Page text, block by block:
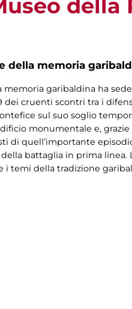
della
della memoria
garibaldina ha
dei cruenti scontri tra i
sul suo soglio
monumentale e,
di quell’importante
battaglia in prima
temi della tradizione